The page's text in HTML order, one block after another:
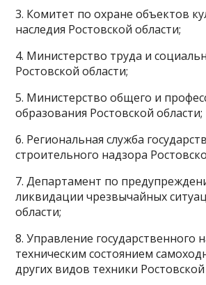
3. Комитет по охране объектов
наследия Ростовской области;
4. Министерство труда и
Ростовской области;
5. Министерство общего и
образования Ростовской области;
6. Региональная служба
строительного надзора
7. Департамент по
ликвидации чрезвычайных
области;
8. Управление государственного
техническим состоянием
других видов техники Ростовской